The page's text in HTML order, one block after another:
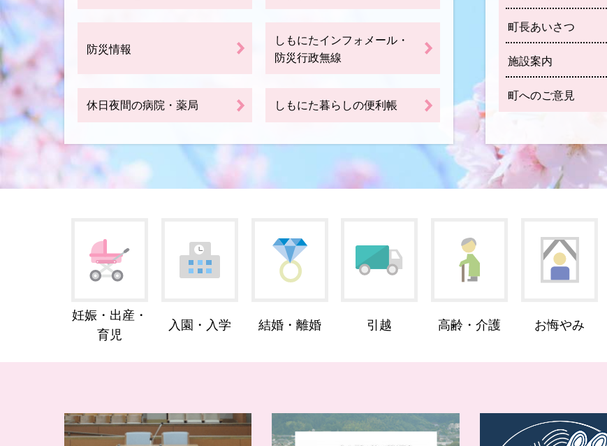
防災情報
しもにたインフォメール・
防災行政無線
休日夜間の病院・薬局 しもにた暮らしの便利帳
町長あいさつ
施設案内
町へのご意見
妊娠・出産・
育児
入園・入学 結婚・離婚 引越 高齢・介護 お悔やみ